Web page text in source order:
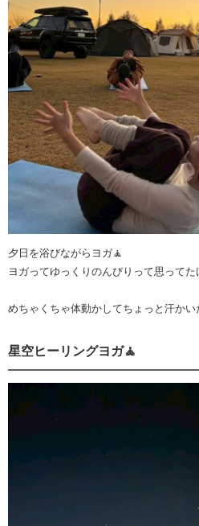
夕日を浴びながらヨガ🧘
ヨガってゆっくりのんびりって思って
めちゃくちゃ体動かしてちょっと汗かい
星空ヒーリングヨガ🧘